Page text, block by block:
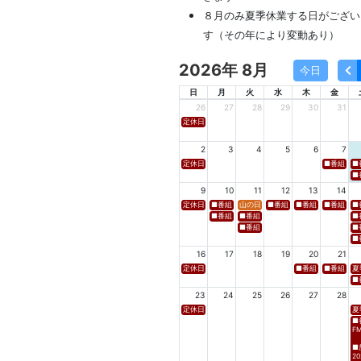
８月のみ夏季休業する日がござい
す（その年により変動あり）
2026年 8月 今日
日 月 火 水 木 金
26
27 28 29 30 31
定休日
2 3 4 5 6 7
定休日 ■番組名 ■
■
9 10 11 12 13 14
定休日 ■番組名 tbcラジオ「en∞Voyage(エン・ボヤ
山の日 ■番組名 FM高知「Hi-Six
■番組名 FM岩手「
■番組名 ■
■番組名 FM秋田「mix」 ■放送日時 https://
■番組名 FM山形「WAVE4yamagata
■
■番組名 tbc東北放送「ウォッチン ■
■
16 17 18 19 20 21
定休日 ■番組名 TBS「
■番組名 夏
■
23 24 25 26 27 28
定休日
夏
■
■